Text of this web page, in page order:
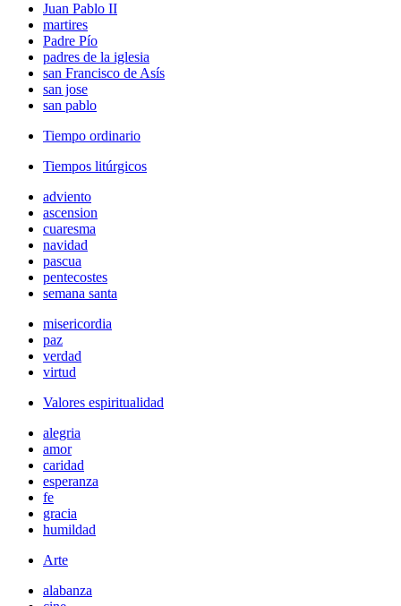
Juan Pablo II
martires
Padre Pío
padres de la iglesia
san Francisco de Asís
san jose
san pablo
Tiempo ordinario
Tiempos litúrgicos
adviento
ascension
cuaresma
navidad
pascua
pentecostes
semana santa
misericordia
paz
verdad
virtud
Valores espiritualidad
alegria
amor
caridad
esperanza
fe
gracia
humildad
Arte
alabanza